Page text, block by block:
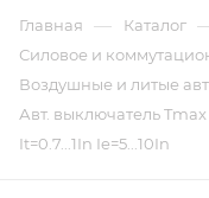
Главная — Каталог
Силовое и
Воздушные и литые
Авт. выключатель
It=0.7...1In Ie=5...10In